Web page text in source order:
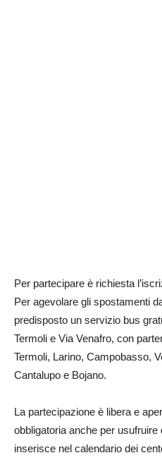
Per partecipare è richiesta
Per agevolare gli spostamenti
predisposto un servizio bus
Termoli e Via Venafro, con
Termoli, Larino, Campobasso,
Cantalupo e Bojano.
La partecipazione è libera e
obbligatoria anche per usufruire
inserisce nel calendario dei